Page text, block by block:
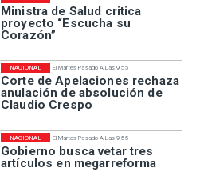
Ministra de Salud critica
proyecto “Escucha su
Corazón”
El Martes Pasado A Las 9:55
Corte de Apelaciones rechaza
anulación de absolución de
Claudio Crespo
NACIONAL
El Martes Pasado A Las 9:55
Gobierno busca vetar tres
artículos en megarreforma
NACIONAL